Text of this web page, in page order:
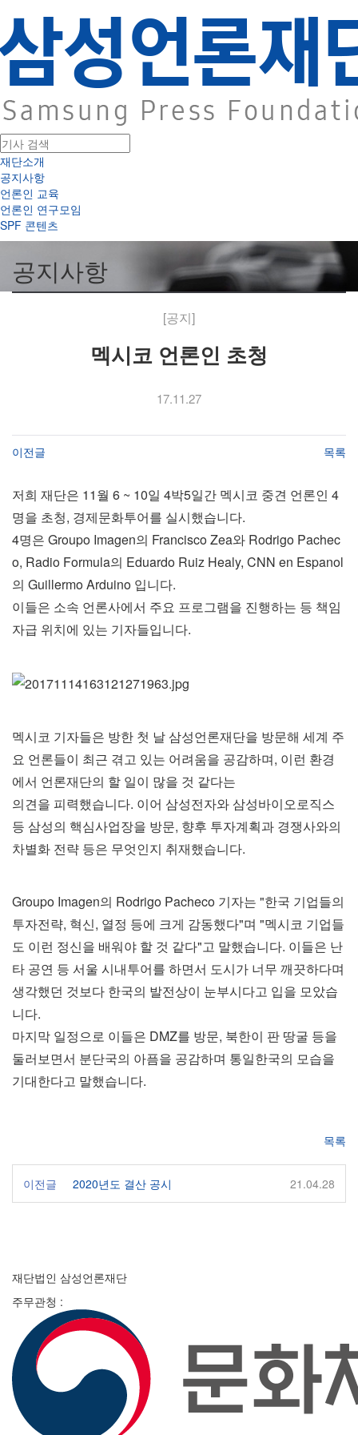
재단소개
공지사항
언론인 교육
언론인 연구모임
SPF 콘텐츠
공지사항
[공지]
멕시코 언론인 초청
17.11.27
이전글 목록
저희 재단은 11월 6 ~ 10일 4박5일간 멕시코 중견 언론인 4
명을 초청, 경제문화투어를 실시했습니다.
4명은 Groupo Imagen의 Francisco Zea와 Rodrigo Pachec
o, Radio Formula의 Eduardo Ruiz Healy, CNN en Espanol
의 Guillermo Arduino 입니다.
이들은 소속 언론사에서 주요 프로그램을 진행하는 등 책임
자급 위치에 있는 기자들입니다.
멕시코 기자들은 방한 첫 날 삼성언론재단을 방문해 세계 주
요 언론들이 최근 겪고 있는 어려움을 공감하며, 이런 환경
에서 언론재단의 할 일이 많을 것 같다는
의견을 피력했습니다. 이어 삼성전자와 삼성바이오로직스
등 삼성의 핵심사업장을 방문, 향후 투자계획과 경쟁사와의
차별화 전략 등은 무엇인지 취재했습니다.
Groupo Imagen의 Rodrigo Pacheco 기자는 "한국 기업들의
투자전략, 혁신, 열정 등에 크게 감동했다"며 "멕시코 기업들
도 이런 정신을 배워야 할 것 같다"고 말했습니다. 이들은 난
타 공연 등 서울 시내투어를 하면서 도시가 너무 깨끗하다며
생각했던 것보다 한국의 발전상이 눈부시다고 입을 모았습
니다.
마지막 일정으로 이들은 DMZ를 방문, 북한이 판 땅굴 등을
둘러보면서 분단국의 아픔을 공감하며 통일한국의 모습을
기대한다고 말했습니다.
목록
이전글 2020년도 결산 공시 21.04.28
재단법인 삼성언론재단
주무관청 :